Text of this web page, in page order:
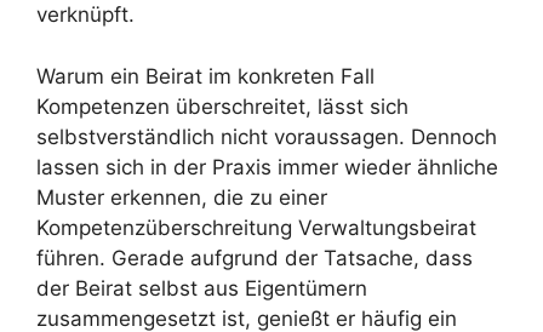
verknüpft.
Warum ein Beirat im konkreten Fall
Kompetenzen überschreitet, lässt sich
selbstverständlich nicht voraussagen. Dennoch
lassen sich in der Praxis immer wieder ähnliche
Muster erkennen, die zu einer
Kompetenzüberschreitung Verwaltungsbeirat
führen. Gerade aufgrund der Tatsache, dass
der Beirat selbst aus Eigentümern
zusammengesetzt ist, genießt er häufig ein